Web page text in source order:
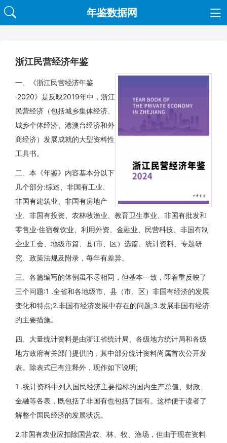
年鉴数据网
浙江民营经济年鉴
一、《浙江民营经济年鉴
·2020》是反映2019年中，浙江
民营经济（包括城乡集体经济、
城乡个体经济、港澳台经济和外
商经济）发展成就的大型资料性
工具书。
二、本《年鉴》内容基本分以下
几个部分:综述、非国有工业、
非国有建筑业、非国有房地产
业、非国有投资、农林牧渔业、教育卫生事业、非国有批发和
零售业·住宿餐饮业、利用外资、金融业、民营科技、非国有制
企业工会、地级市篇、县(市、区）选篇、统计资料、专题研
究、政策法规及附录，每年有差异。
三、各篇编写的体例虽不尽相同，但基本一致，即着重反映了
三个问题:1 .全省和各地级市、县（市、区）非国有经济的发展
变化和特点;2.非国有经济发展中存在的问题;3.发展非国有经济
的主要措施。
四、大量统计资料是由浙江省统计局、各级地方统计局和各级
地方政府有关部门提供的，其中部分统计资料尚属首次公开发
表。除表式已有注释外，现作如下说明;
1 .统计资料中列入国民经济主要指标的国内生产总值、财政、
金融等各表，既包括了非国有也包括了国有。这样便于读者了
解整个国民经济的发展状况。
2.非国有农业应扣除国营农、林、牧、渔场，但由于现在资料